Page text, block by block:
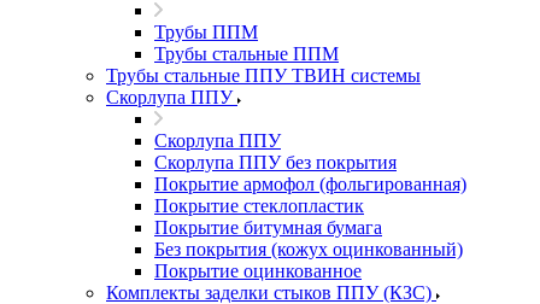
Трубы ППМ
Трубы стальные ППМ
Трубы стальные ППУ ТВИН системы
Скорлупа ППУ
Скорлупа ППУ
Скорлупа ППУ без покрытия
Покрытие армофол (фольгированная)
Покрытие стеклопластик
Покрытие битумная бумага
Без покрытия (кожух оцинкованный)
Покрытие оцинкованное
Комплекты заделки стыков ППУ (КЗС)